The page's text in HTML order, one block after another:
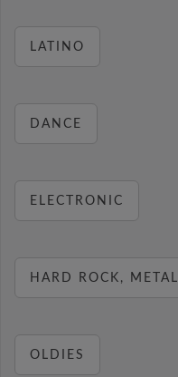
LATINO
DANCE
ELECTRONIC
HARD ROCK, METAL
OLDIES